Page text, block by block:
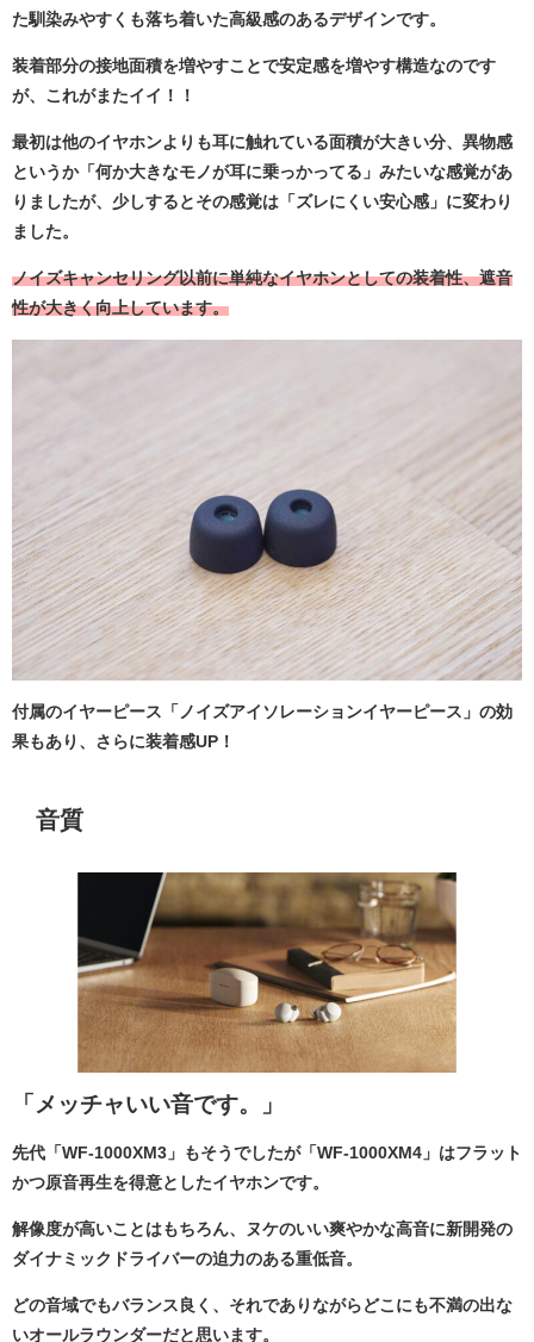
た馴染みやすくも落ち着いた高級感のあるデザインです。
装着部分の接地面積を増やすことで安定感を増やす構造なのです
が、これがまたイイ！！
最初は他のイヤホンよりも耳に触れている面積が大きい分、異物感
というか「何か大きなモノが耳に乗っかってる」みたいな感覚があ
りましたが、少しするとその感覚は「ズレにくい安心感」に変わり
ました。
ノイズキャンセリング以前に単純なイヤホンとしての装着性、遮音
性が大きく向上しています。
付属のイヤーピース「ノイズアイソレーションイヤーピース」の効
果もあり、さらに装着感UP！
音質
「メッチャいい音です。」
先代「WF-1000XM3」もそうでしたが「WF-1000XM4」はフラット
かつ原音再生を得意としたイヤホンです。
解像度が高いことはもちろん、ヌケのいい爽やかな高音に新開発の
ダイナミックドライバーの迫力のある重低音。
どの音域でもバランス良く、それでありながらどこにも不満の出な
いオールラウンダーだと思います。